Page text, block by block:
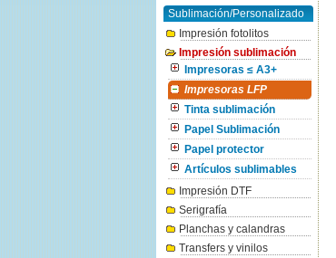
Sublimación/Personalizado
Impresión fotolitos
Impresión sublimación
Impresoras ≤ A3+
Impresoras LFP
Tinta sublimación
Papel Sublimación
Papel protector
Artículos sublimables
Impresión DTF
Serigrafía
Planchas y calandras
Transfers y vinilos